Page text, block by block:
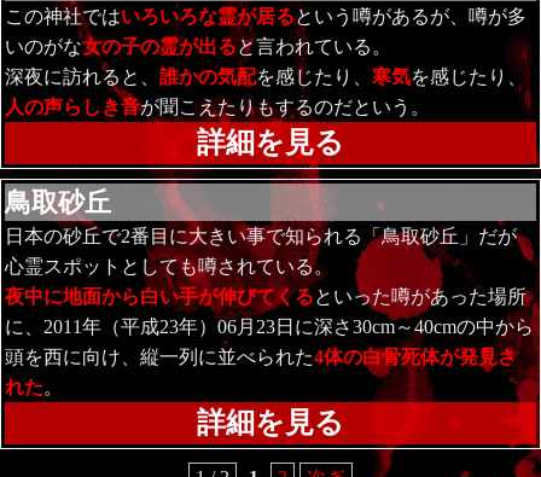
この神社ではいろいろな霊が居るという噂があるが、噂が多
いのがな女の子の霊が出ると言われている。
深夜に訪れると、誰かの気配を感じたり、寒気を感じたり、
人の声らしき音が聞こえたりもするのだという。
詳細を見る
鳥取砂丘
日本の砂丘で2番目に大きい事で知られる「鳥取砂丘」だが
心霊スポットとしても噂されている。
夜中に地面から白い手が伸びてくるといった噂があった場所
に、2011年（平成23年）06月23日に深さ30cm～40cmの中から
頭を西に向け、縦一列に並べられた4体の白骨死体が発見さ
れた。
詳細を見る